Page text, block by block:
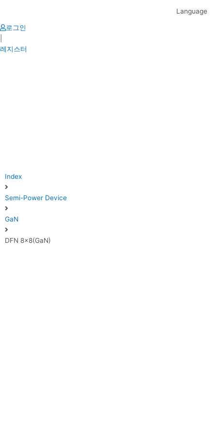
content
Language
로그인
레지스터
Index
Semi-Power Device
GaN
DFN 8×8(GaN)